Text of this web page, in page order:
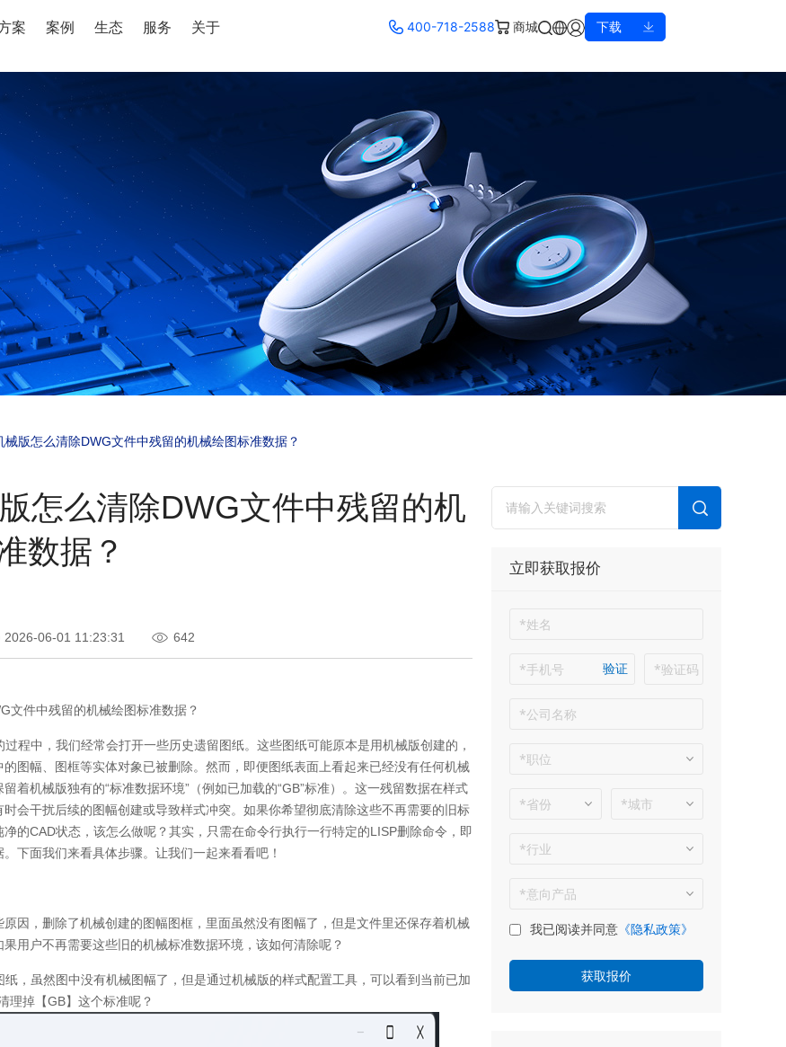
案 案例 生态 服务 关于 400-718-2588 商城 下载
械版怎么清除DWG文件中残留的机械绘图标准数据？
怎么清除DWG文件中残留的机
数据？
2026-06-01 11:23:31 642
文件中残留的机械绘图标准数据？
程中，我们经常会打开一些历史遗留图纸。这些图纸可能原本是用机械版创建的，
图幅、图框等实体对象已被删除。然而，即便图纸表面上看起来已经没有任何机械
着机械版独有的“标准数据环境”（例如已加载的“GB”标准）。这一残留数据在样式
会干扰后续的图幅创建或导致样式冲突。如果你希望彻底清除这些不再需要的旧标
的CAD状态，该怎么做呢？其实，只需在命令行执行一行特定的LISP删除命令，即
下面我们来看具体步骤。让我们一起来看看吧！
因，删除了机械创建的图幅图框，里面虽然没有图幅了，但是文件里还保存着机械
用户不再需要这些旧的机械标准数据环境，该如何清除呢？
纸，虽然图中没有机械图幅了，但是通过机械版的样式配置工具，可以看到当前已加
理掉【GB】这个标准呢？
立即获取报价
验证
我已阅读并同意 《隐私政策》